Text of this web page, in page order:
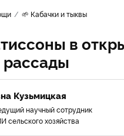
🌱 Кабачки и тыквы
в
Кузьмицкая
научный сотрудник
сельского хозяйства